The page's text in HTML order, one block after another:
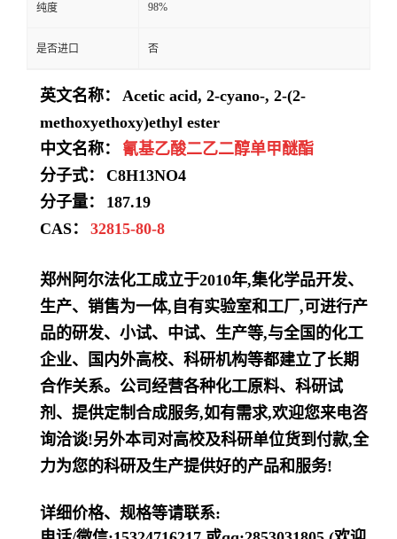
纯度 98%
是否进口 否
英文名称：
Acetic acid, 2-cyano-, 2-(2-
methoxyethoxy)ethyl ester
中文名称：
氰基乙酸二乙二醇单甲醚酯
分子式：
C8H13NO4
分子量：
187.19
CAS：
32815-80-8
郑州阿尔法化工成立于2010年,集化学品开发、
生产、销售为一体,自有实验室和工厂,可进行产
品的研发、小试、中试、生产等,与全国的化工
企业、国内外高校、科研机构等都建立了长期
合作关系。公司经营各种化工原料、科研试
剂、提供定制合成服务,如有需求,欢迎您来电咨
询洽谈!另外本司对高校及科研单位货到付款,全
力为您的科研及生产提供好的产品和服务!
详细价格、规格等请联系: